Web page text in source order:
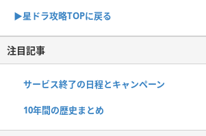
▶︎星ドラ攻略TOPに戻る
注目記事
サービス終了の日程とキャンペーン
10年間の歴史まとめ